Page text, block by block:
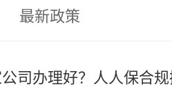
最新政策
司办理好？人人保合